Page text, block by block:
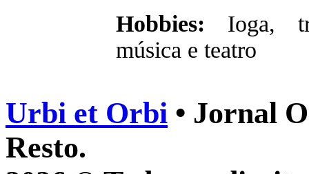
Hobbies: Ioga,
música e teatro
Urbi et Orbi • Jornal
Resto.